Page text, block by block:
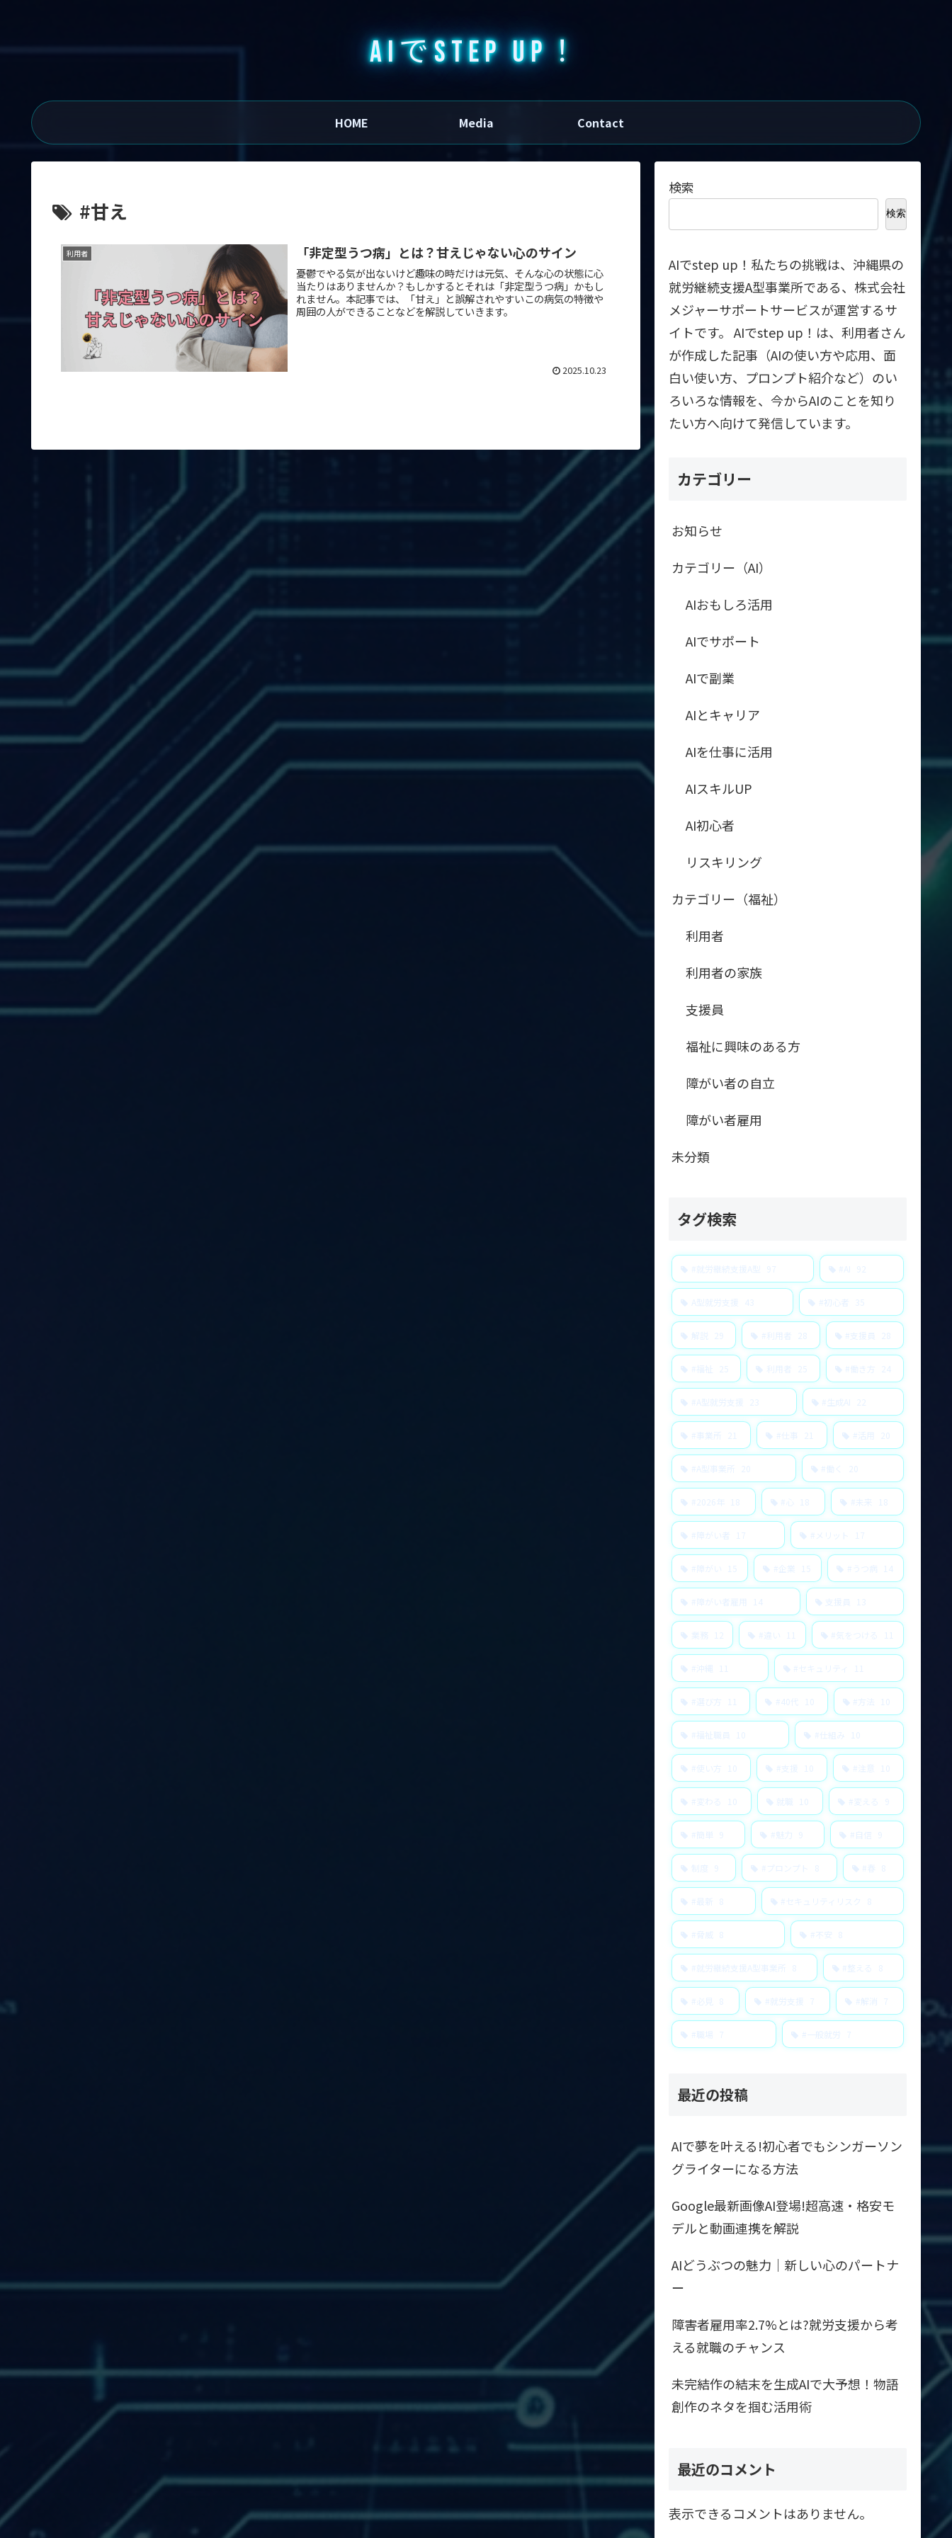
AIでSTEP UP！
HOME Media Contact
#甘え
利用者 「非定型うつ病」とは？甘えじゃない心のサイン
憂鬱でやる気が出ないけど趣味の時だけは元気、そんな心の状態に心
当たりはありませんか？もしかするとそれは「非定型うつ病」かもし
れません。本記事では、「甘え」と誤解されやすいこの病気の特徴や
周囲の人ができることなどを解説していきます。
2025.10.23
検索
検索
AIでstep up！私たちの挑戦は、沖縄県の
就労継続支援A型事業所である、株式会社
メジャーサポートサービスが運営するサ
イトです。 AIでstep up！は、利用者さん
が作成した記事（AIの使い方や応用、面
白い使い方、プロンプト紹介など）のい
ろいろな情報を、今からAIのことを知り
たい方へ向けて発信しています。
カテゴリー
お知らせ
カテゴリー（AI）
AIおもしろ活用
AIでサポート
AIで副業
AIとキャリア
AIを仕事に活用
AIスキルUP
AI初心者
リスキリング
カテゴリー（福祉）
利用者
利用者の家族
支援員
福祉に興味のある方
障がい者の自立
障がい者雇用
未分類
タグ検索
#就労継続支援A型 97 #AI 92
A型就労支援 43 #初心者 35
解説 29 #利用者 28 #支援員 28
#福祉 25 利用者 25 #働き方 24
#A型就労支援 23 #生成AI 22
#事業所 21 #仕事 21 #活用 20
#A型事業所 20 #働く 20
#2026年 18 #心 18 #未来 18
#障がい者 17 #メリット 17
#障がい 15 #企業 15 #うつ病 14
#障がい者雇用 14 支援員 13
業務 12 #違い 11 #気をつける 11
#沖縄 11 #セキュリティ 11
#選び方 11 #40代 10 #方法 10
#福祉職員 10 #仕組み 10
#使い方 10 #支援 10 #注意 10
#変わる 10 就職 10 #変える 9
#簡単 9 #魅力 9 #自信 9
制度 9 #プロンプト 8 #春 8
#最新 8 #セキュリティリスク 8
#脅威 8 #不安 8
#就労継続支援A型事業所 8 #整える 8
#必見 8 #就労支援 7 #解消 7
#職場 7 #一般就労 7
最近の投稿
AIで夢を叶える!初心者でもシンガーソン
グライターになる方法
Google最新画像AI登場!超高速・格安モ
デルと動画連携を解説
AIどうぶつの魅力｜新しい心のパートナ
ー
障害者雇用率2.7%とは?就労支援から考
える就職のチャンス
未完結作の結末を生成AIで大予想！物語
創作のネタを掴む活用術
最近のコメント
表示できるコメントはありません。